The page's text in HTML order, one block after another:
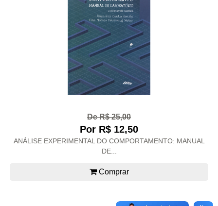
De R$ 25,00
Por R$ 12,50
ANÁLISE EXPERIMENTAL DO COMPORTAMENTO: MANUAL
DE...
Comprar